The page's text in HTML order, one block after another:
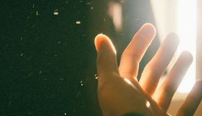
Giải đề thi từng câu
Lời khuyên
Giải đề thi
HỌC THỬ